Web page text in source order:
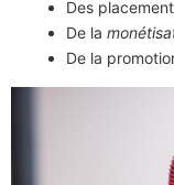
Des
De la
De la